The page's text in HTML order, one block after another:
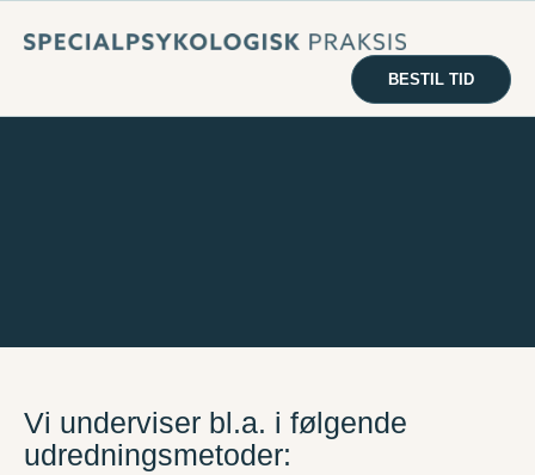
BESTIL TID
Vi underviser bl.a. i følgende
udredningsmetoder: